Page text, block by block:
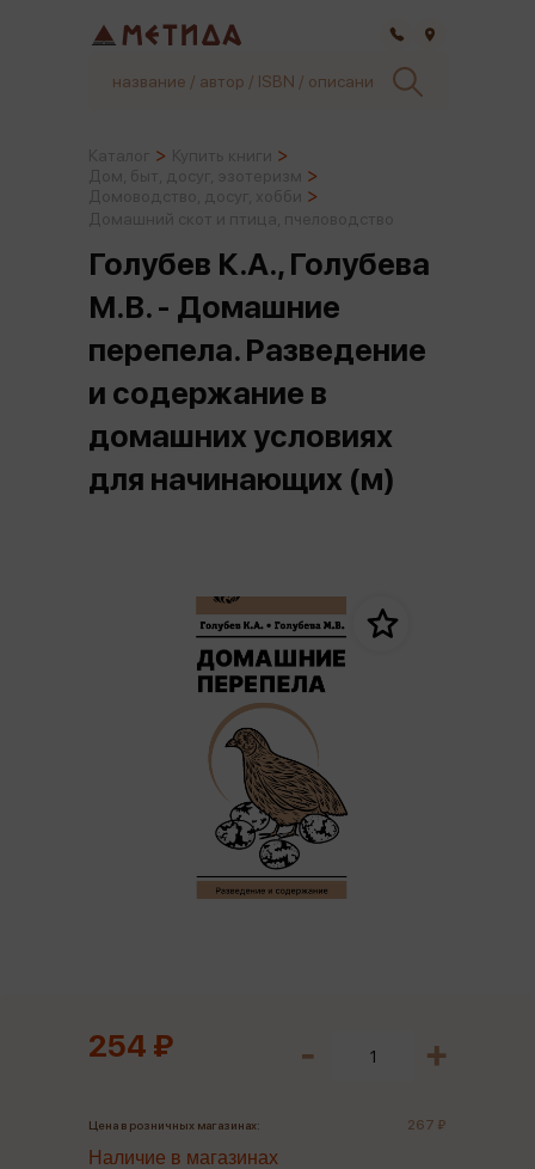
Голубев К.А., Голубева
М.В. - Домашние
перепела. Разведение
и содержание в
домашних условиях
для начинающих (м)
254 ₽
Цена в розничных магазинах: 267 ₽
Наличие в магазинах